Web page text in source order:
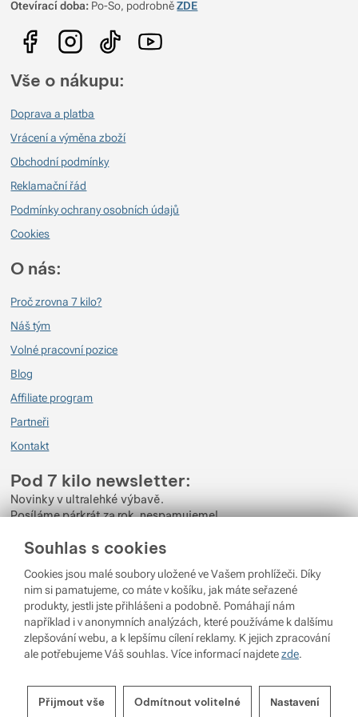
Souhlas s cookies
Cookies jsou malé soubory uložené ve Vašem prohlížeči. Díky
nim si pamatujeme, co máte v košíku, jak máte seřazené
produkty, jestli jste přihlášeni a podobně. Pomáhají nám
například i v anonymních analýzách, které používáme k dalšímu
zlepšování webu, a k lepšímu cílení reklamy. K jejich zpracování
ale potřebujeme Váš souhlas. Více informací najdetezde.
Nastavení souhlasů s kategoriemi
cookies
Přijmout vše Odmítnout volitelné Nastavení
občas ji můžete potkat v kamenné prodejně. Více recenzí, gear listů a tipů
na cesty můžete najít na jejím blogu Viktorčina Cesta tam
www.ultraviktorka.net)
Otevírací doba: Po-So, podrobněZDE
Vše o nákupu:
Doprava a platba
Vrácení a výměna zboží
Obchodní podmínky
Reklamační řád
Podmínky ochrany osobních údajů
Cookies
O nás:
Proč zrovna 7 kilo?
Náš tým
Volné pracovní pozice
Blog
Affiliate program
Partneři
Kontakt
Pod 7 kilo newsletter:
Novinky v ultralehké výbavě.
Posíláme párkrát za rok, nespamujeme!
Zadejte váš e-mail
Odběrem newsletteru souhlasíte se zpracovánímOsobních údajů.
Přihlásit se
Shopio
Nastavení cookies